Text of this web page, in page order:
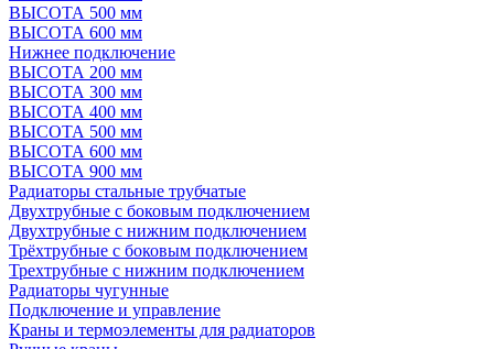
ВЫСОТА 500 мм
ВЫСОТА 600 мм
Нижнее подключение
ВЫСОТА 200 мм
ВЫСОТА 300 мм
ВЫСОТА 400 мм
ВЫСОТА 500 мм
ВЫСОТА 600 мм
ВЫСОТА 900 мм
Радиаторы стальные трубчатые
Двухтрубные с боковым подключением
Двухтрубные с нижним подключением
Трёхтрубные с боковым подключением
Трехтрубные с нижним подключением
Радиаторы чугунные
Подключение и управление
Краны и термоэлементы для радиаторов